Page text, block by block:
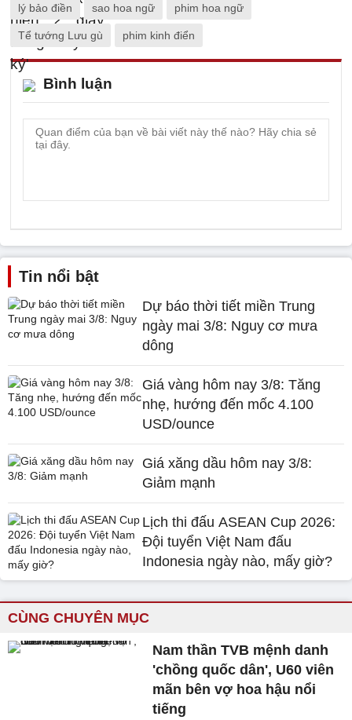
lý bảo điền sao hoa ngữ phim hoa ngữ
Tể tướng Lưu gù phim kinh điển
Bình luận
Tin nổi bật
Dự báo thời tiết miền Trung
ngày mai 3/8: Nguy cơ mưa
dông
Giá vàng hôm nay 3/8: Tăng
nhẹ, hướng đến mốc 4.100
USD/ounce
Giá xăng dầu hôm nay 3/8:
Giảm mạnh
Lịch thi đấu ASEAN Cup 2026:
Đội tuyển Việt Nam đấu
Indonesia ngày nào, mấy giờ?
CÙNG CHUYÊN MỤC
Nam thần TVB mệnh danh
'chồng quốc dân', U60 viên
mãn bên vợ hoa hậu nổi
tiếng